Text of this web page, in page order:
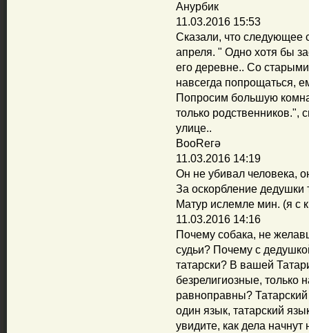
Анурбик
11.03.2016 15:53
Сказали, что следующее
апреля. " Одно хотя бы
его деревне.. Со
навсегда попрощаться,
Попросим большую
только родственников.",
улице..
ВооReгә
11.03.2016 14:19
Он не убивал человека,
За оскорбление дедушки
Матур ислемле мин. (я с
11.03.2016 14:16
Почему собака, не
судьи? Почему с
татарски? В вашей
безрелигиозные, только
равноправны? Татарский
один язык, татарский
увидите, как дела